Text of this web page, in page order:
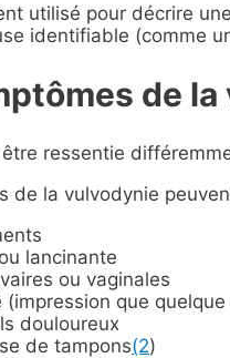
utilisé pour décrire
identifiable (comme
de
ressentie
de la vulvodynie
lancinante
ou vaginales
que
douloureux
de tampons(2)